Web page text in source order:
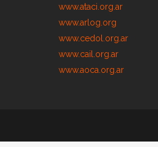
www.ataci.org.ar
www.arlog.org
www.cedol.org.ar
www.cail.org.ar
www.aoca.org.ar